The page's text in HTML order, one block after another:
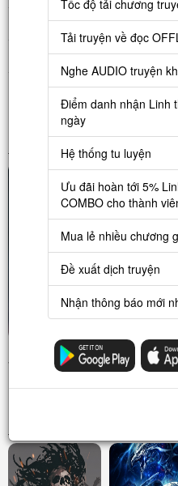
Cao Thủ Thâu Hương
Phản Phái: Mẹ Ta Là Đại Đế
Võng Du Chi Thiên Khiển Tu La
TRYỆN ĐƯỢC ĐỀ CỬ
Triệu Hoán Chi
Võ Hiệp Vô Song
Mã Tiền
Tốc độ tải chương
Tải truyện về đọc
Nghe AUDIO truyện
Điểm danh nhận Linh
ngày
Hệ thống tu luyện
Ưu đãi hoàn tới 5%
COMBO cho thành
Mua lẻ nhiều chương
Đề xuất dịch truyện
Nhận thông báo mới